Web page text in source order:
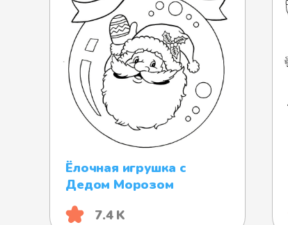
Ёлочная игрушка с
Дедом Морозом
7.4 K